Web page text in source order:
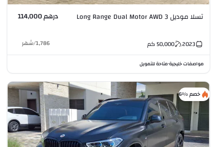
تسلا موديل 3 Long Range Dual Motor AWD درهم 114,000
2023
50,000كم 1,786
/شهر
مواصفات خليجية•متاحة للتمويل
خصم %6